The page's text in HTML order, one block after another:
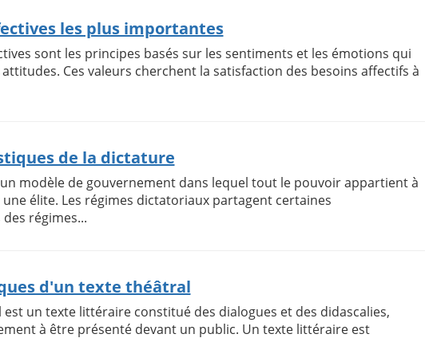
les plus importantes
sont les principes basés sur les sentiments et les émotions qui
Ces valeurs cherchent la satisfaction des besoins affectifs à
de la dictature
modèle de gouvernement dans lequel tout le pouvoir appartient à
élite. Les régimes dictatoriaux partagent certaines
régimes...
d'un texte théâtral
est un texte littéraire constitué des dialogues et des didascalies,
à être présenté devant un public. Un texte littéraire est